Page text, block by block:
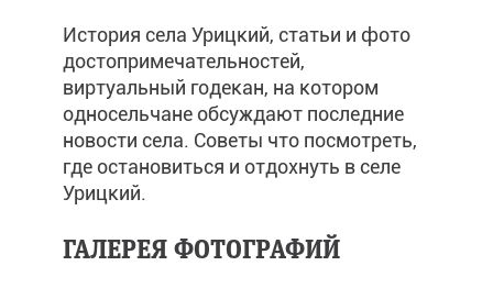
История села Урицкий, статьи и фото
достопримечательностей,
виртуальный годекан, на котором
односельчане обсуждают последние
новости села. Советы что посмотреть,
где остановиться и отдохнуть в селе
Урицкий.
ГАЛЕРЕЯ ФОТОГРАФИЙ